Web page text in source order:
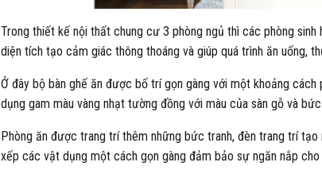
Trong thiết kế nội thất chung cư 3 phòng ngủ thì các phòng
diện tích tạo cảm giác thông thoáng và giúp quá trình ăn uống,
Ở đây bộ bàn ghế ăn được bố trí gọn gàng với một khoảng
dụng gam màu vàng nhạt tường đồng với màu của sàn gỗ và
Phòng ăn được trang trí thêm những bức tranh, đèn trang trí
xếp các vật dụng một cách gọn gàng đảm bảo sự ngăn nắp cho